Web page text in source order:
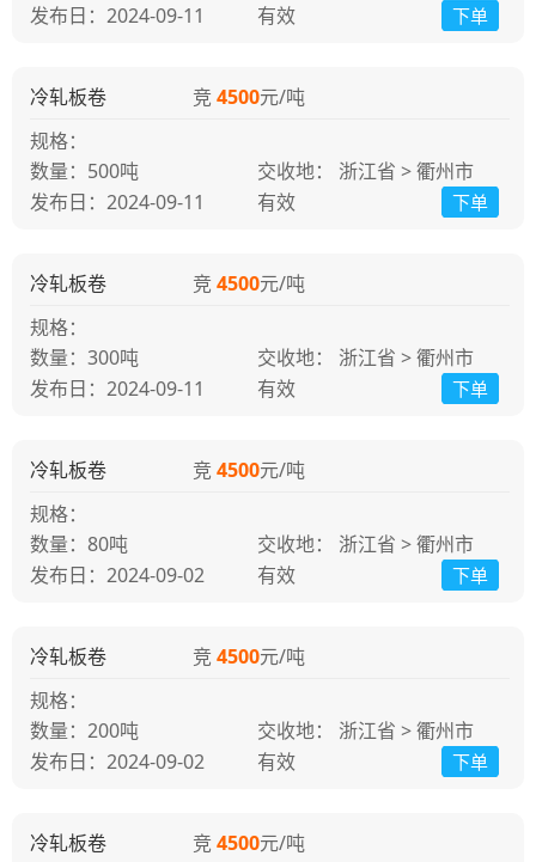
发布日：2024-09-11 下单
有效
冷轧板卷 竞4500元/吨
发布日：2024-09-11
规格：
下单
500吨
交收地： 浙江省 > 衢州市
有效
冷轧板卷 竞4500元/吨
发布日：2024-09-11
规格：
下单
300吨
交收地： 浙江省 > 衢州市
有效
冷轧板卷 竞4500元/吨
发布日：2024-09-02
规格：
下单
80吨
交收地： 浙江省 > 衢州市
有效
冷轧板卷 竞4500元/吨
发布日：2024-09-02
规格：
下单
200吨
交收地： 浙江省 > 衢州市
有效
冷轧板卷 竞4500元/吨